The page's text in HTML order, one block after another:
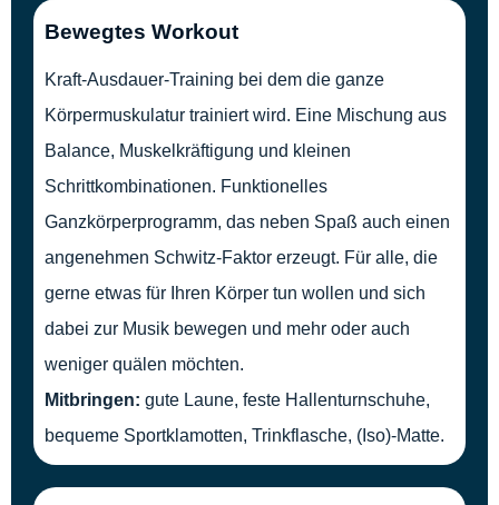
Bewegtes Workout
Kraft-Ausdauer-Training bei dem die ganze
Körpermuskulatur trainiert wird. Eine Mischung aus
Balance, Muskelkräftigung und kleinen
Schrittkombinationen. Funktionelles
Ganzkörperprogramm, das neben Spaß auch einen
angenehmen Schwitz-Faktor erzeugt. Für alle, die
gerne etwas für Ihren Körper tun wollen und sich
dabei zur Musik bewegen und mehr oder auch
weniger quälen möchten.
Mitbringen: gute Laune, feste Hallenturnschuhe,
bequeme Sportklamotten, Trinkflasche, (Iso)-Matte.